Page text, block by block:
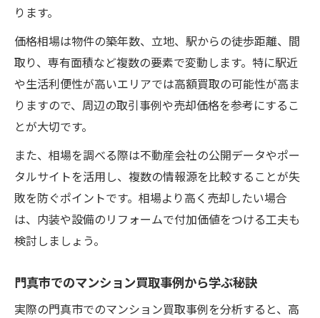
ります。
価格相場は物件の築年数、立地、駅からの徒歩距離、間
取り、専有面積など複数の要素で変動します。特に駅近
や生活利便性が高いエリアでは高額買取の可能性が高ま
りますので、周辺の取引事例や売却価格を参考にするこ
とが大切です。
また、相場を調べる際は不動産会社の公開データやポー
タルサイトを活用し、複数の情報源を比較することが失
敗を防ぐポイントです。相場より高く売却したい場合
は、内装や設備のリフォームで付加価値をつける工夫も
検討しましょう。
門真市でのマンション買取事例から学ぶ秘訣
実際の門真市でのマンション買取事例を分析すると、高